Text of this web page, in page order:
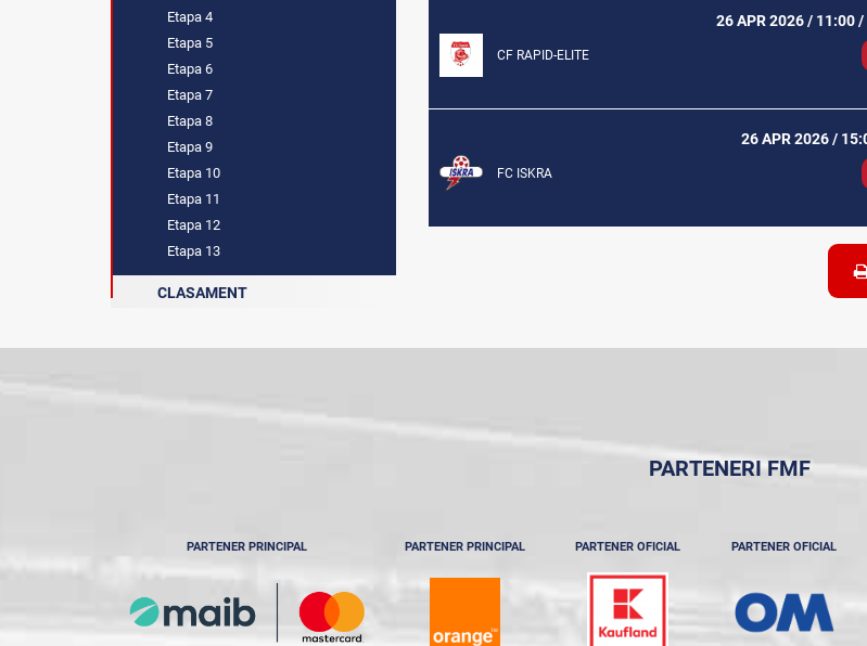
Etapa 4
Etapa 5
Etapa 6
Etapa 7
Etapa 8
Etapa 9
Etapa 10
Etapa 11
Etapa 12
Etapa 13
CLASAMENT
26 APR 2026 / 11:00 /
CF RAPID-ELITE
26 APR 2026 /
FC ISKRA
PARTENERI FMF
PARTENER PRINCIPAL PARTENER PRINCIPAL PARTENER OFICIAL PARTENER OFICIAL